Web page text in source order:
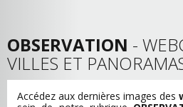
OBSERVATION -
VILLES ET
Accédez aux dernières images des